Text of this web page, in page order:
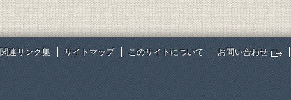
第一一章
補章
関連リンク集 サイトマップ このサイトについて お問い合わせ